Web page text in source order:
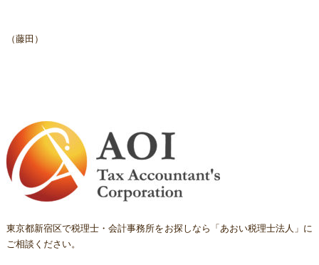
（藤田）
東京都新宿区で税理士・会計事務所をお探しなら「あおい税理士法人」に
ご相談ください。